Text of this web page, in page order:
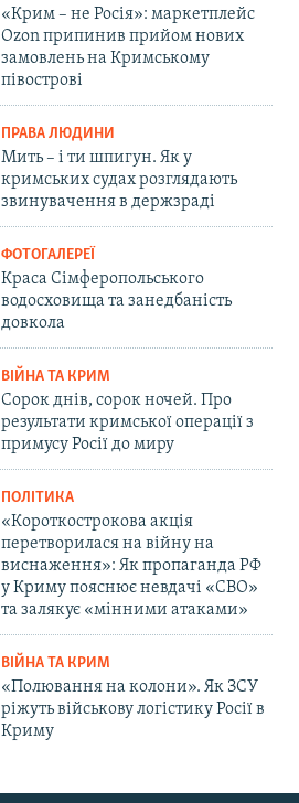
«Крим – не Росія»: маркетплейс
Ozon припинив прийом нових
замовлень на Кримському
півострові
ПРАВА ЛЮДИНИ
Мить – і ти шпигун. Як у
кримських судах розглядають
звинувачення в держзраді
ФОТОГАЛЕРЕЇ
Краса Сімферопольського
водосховища та занедбаність
довкола
ВІЙНА ТА КРИМ
Сорок днів, сорок ночей. Про
результати кримської операції з
примусу Росії до миру
ПОЛІТИКА
«Короткострокова акція
перетворилася на війну на
виснаження»: Як пропаганда РФ
у Криму пояснює невдачі «СВО»
та залякує «мінними атаками»
ВІЙНА ТА КРИМ
«Полювання на колони». Як ЗСУ
ріжуть військову логістику Росії в
Криму